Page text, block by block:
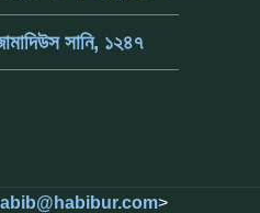
সানি, ১২৪৭
>